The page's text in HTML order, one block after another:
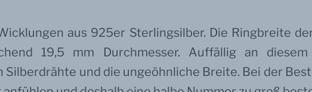
aus 925er Sterlingsilber. Die Ringbreite
19,5 mm Durchmesser. Auffällig an
und die ungeöhnliche Breite. Bei der